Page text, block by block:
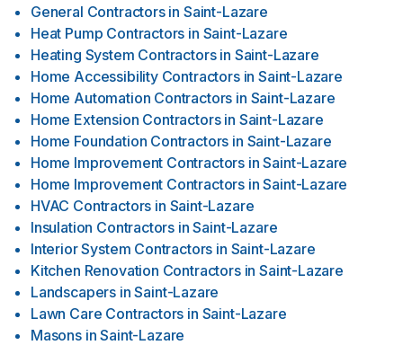
General Contractors in Saint-Lazare
Heat Pump Contractors in Saint-Lazare
Heating System Contractors in Saint-Lazare
Home Accessibility Contractors in Saint-Lazare
Home Automation Contractors in Saint-Lazare
Home Extension Contractors in Saint-Lazare
Home Foundation Contractors in Saint-Lazare
Home Improvement Contractors in Saint-Lazare
Home Improvement Contractors in Saint-Lazare
HVAC Contractors in Saint-Lazare
Insulation Contractors in Saint-Lazare
Interior System Contractors in Saint-Lazare
Kitchen Renovation Contractors in Saint-Lazare
Landscapers in Saint-Lazare
Lawn Care Contractors in Saint-Lazare
Masons in Saint-Lazare